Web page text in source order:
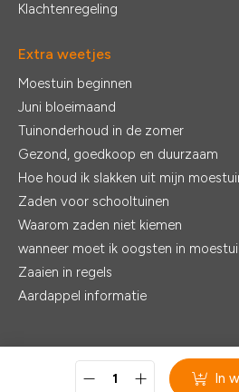
In
Klachtenregeling
Extra weetjes
Moestuin beginnen
Juni bloeimaand
Tuinonderhoud in de zomer
Gezond, goedkoop en duurzaam
Hoe houd ik slakken uit mijn
Zaden voor schooltuinen
Waarom zaden niet kiemen
wanneer moet ik oogsten in
Zaaien in regels
Aardappel informatie
© 2026 - De Zaden | Realisatie: